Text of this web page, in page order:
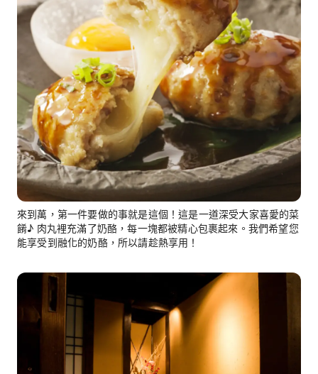
來到萬，第一件要做的事就是這個！這是一道深受大家喜愛的菜
餚♪ 肉丸裡充滿了奶酪，每一塊都被精心包裹起來。我們希望您
能享受到融化的奶酪，所以請趁熱享用！